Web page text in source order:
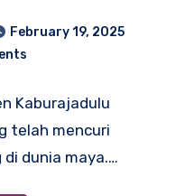
February 19, 2025
Kaburajadulu
telah mencuri
dunia maya.…